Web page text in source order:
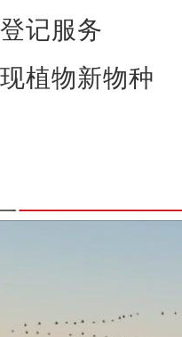
记服务
植物新物种
克：南草北种 沙